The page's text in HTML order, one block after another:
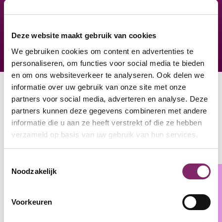
Deze website maakt gebruik van cookies
We gebruiken cookies om content en advertenties te
personaliseren, om functies voor social media te bieden
en om ons websiteverkeer te analyseren. Ook delen we
informatie over uw gebruik van onze site met onze
partners voor social media, adverteren en analyse. Deze
partners kunnen deze gegevens combineren met andere
informatie die u aan ze heeft verstrekt of die ze hebben
verzameld op basis van uw gebruik van hun services.
Noodzakelijk
Voorkeuren
LEES MEER
Agenda ZIE ALLE